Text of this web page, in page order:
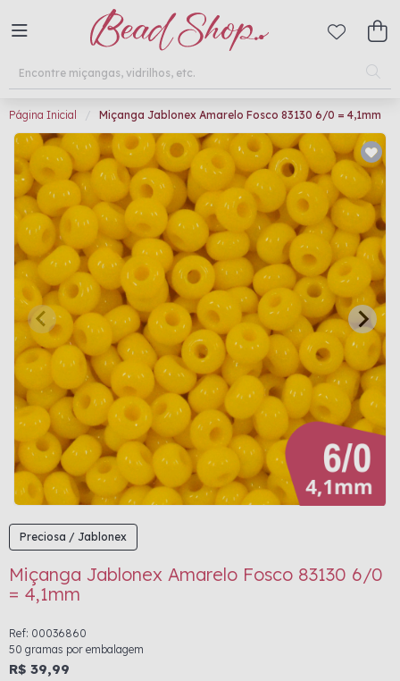
Página Inicial Miçanga Jablonex Amarelo Fosco 83130 6/0 = 4,1mm
Preciosa / Jablonex
Miçanga Jablonex Amarelo Fosco 83130 6/0
= 4,1mm
Ref: 00036860
50 gramas por embalagem
R$ 39,99